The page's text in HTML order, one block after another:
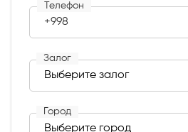
Телефон
+998
Залог
Город